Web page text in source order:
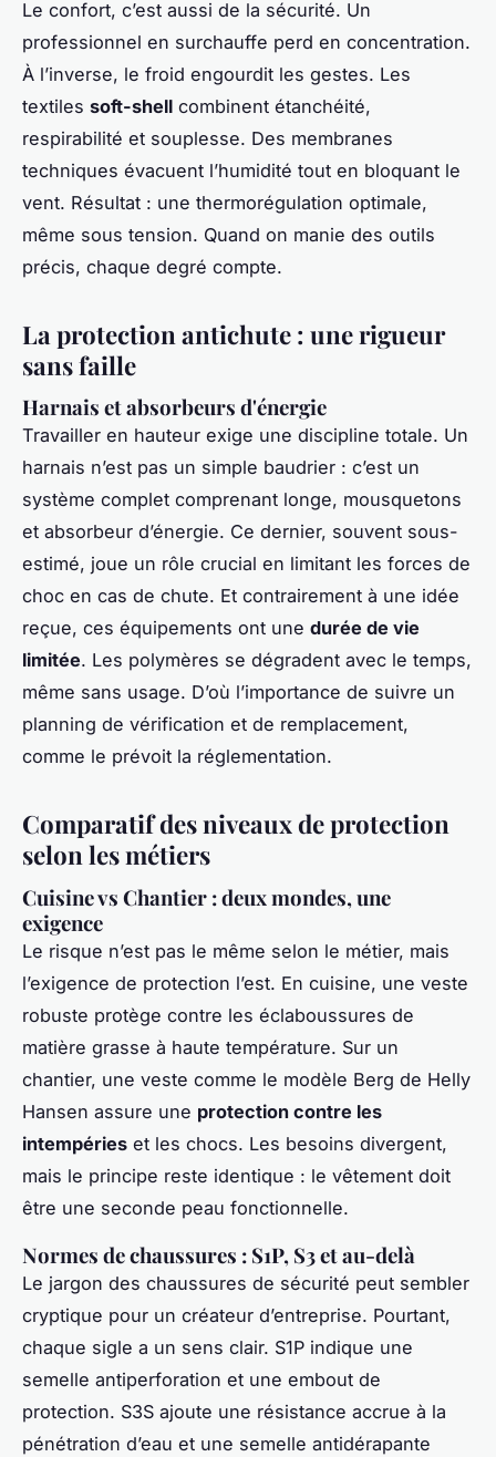
Le confort, c’est aussi de la sécurité. Un
professionnel en surchauffe perd en concentration.
À l’inverse, le froid engourdit les gestes. Les
textiles soft-shell combinent étanchéité,
respirabilité et souplesse. Des membranes
techniques évacuent l’humidité tout en bloquant le
vent. Résultat : une thermorégulation optimale,
même sous tension. Quand on manie des outils
précis, chaque degré compte.
La protection antichute : une rigueur
sans faille
Harnais et absorbeurs d'énergie
Travailler en hauteur exige une discipline totale. Un
harnais n’est pas un simple baudrier : c’est un
système complet comprenant longe, mousquetons
et absorbeur d’énergie. Ce dernier, souvent sous-
estimé, joue un rôle crucial en limitant les forces de
choc en cas de chute. Et contrairement à une idée
reçue, ces équipements ont une durée de vie
limitée. Les polymères se dégradent avec le temps,
même sans usage. D’où l’importance de suivre un
planning de vérification et de remplacement,
comme le prévoit la réglementation.
Comparatif des niveaux de protection
selon les métiers
Cuisine vs Chantier : deux mondes, une
exigence
Le risque n’est pas le même selon le métier, mais
l’exigence de protection l’est. En cuisine, une veste
robuste protège contre les éclaboussures de
matière grasse à haute température. Sur un
chantier, une veste comme le modèle Berg de Helly
Hansen assure une protection contre les
intempéries et les chocs. Les besoins divergent,
mais le principe reste identique : le vêtement doit
être une seconde peau fonctionnelle.
Normes de chaussures : S1P, S3 et au-delà
Le jargon des chaussures de sécurité peut sembler
cryptique pour un créateur d’entreprise. Pourtant,
chaque sigle a un sens clair. S1P indique une
semelle antiperforation et une embout de
protection. S3S ajoute une résistance accrue à la
pénétration d’eau et une semelle antidérapante